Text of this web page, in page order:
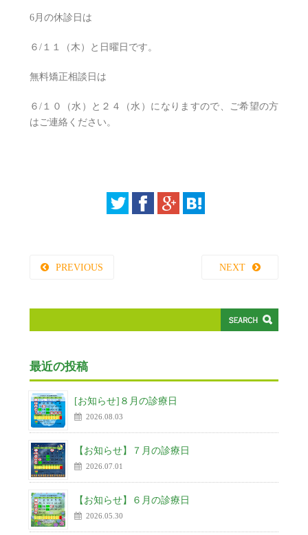
6月の休診日は
６/１１（木）と日曜日です。
無料矯正相談日は
６/１０（水）と２４（水）になりますので、ご希望の方
はご連絡ください。
PREVIOUS NEXT
最近の投稿
[お知らせ]８月の診療日
2026.08.03
【お知らせ】７月の診療日
2026.07.01
【お知らせ】６月の診療日
2026.05.30